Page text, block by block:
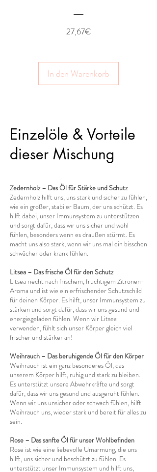
27,67€Preis
In den Warenkorb
Einzelöle & Vorteile
dieser Mischung
Zedernholz – Das Öl für Stärke und Schutz
Zedernholz hilft uns, uns stark und sicher zu fühlen,
wie ein großer, stabiler Baum, der uns schützt. Es
hilft dabei, unser Immunsystem zu unterstützen
und sorgt dafür, dass wir uns sicher und wohl
fühlen, besonders wenn es draußen stürmt. Es
macht uns also stark, wenn wir uns mal ein bisschen
schwächer oder krank fühlen.
Litsea – Das frische Öl für den Schutz
Litsea riecht nach frischem, fruchtigem Zitronen-
Aroma und ist wie ein erfrischender Schutzschild
für deinen Körper. Es hilft, unser Immunsystem zu
stärken und sorgt dafür, dass wir uns gesund und
energiegeladen fühlen. Wenn wir Litsea
verwenden, fühlt sich unser Körper gleich viel
frischer und stärker an!
Weihrauch – Das beruhigende Öl für den Körper
Weihrauch ist ein ganz besonderes Öl, das
unserem Körper hilft, ruhig und stark zu bleiben.
Es unterstützt unsere Abwehrkräfte und sorgt
dafür, dass wir uns gesund und ausgeruht fühlen.
Wenn wir uns unsicher oder schwach fühlen, hilft
Weihrauch uns, wieder stark und bereit für alles zu
sein.
Rose – Das sanfte Öl für unser Wohlbefinden
Rose ist wie eine liebevolle Umarmung, die uns
hilft, uns sicher und beschützt zu fühlen. Es
unterstützt unser Immunsystem und hilft uns,